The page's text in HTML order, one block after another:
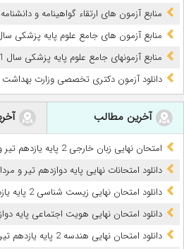
منابع آزمون های ارتقاء گواهینامه و
منابع آزمون های جامع علوم پایه پزشکی سال 98-
منابع آزمونهای جامع علوم پایه پزشکی سال 1401-1402
دانلود آزمون دکتری تخصصی وزارت بهداشت سال 1404
آخرین مطالب
امتحان نهایی زبان خارجی 2 پایه یازدهم تیر و مرداد 1405 + فایل صوتی
دانلود امتحانات نهایی پایه دوازدهم تیر و مرداد
دانلود امتحان نهایی زیست شناسی 2 پایه یازدهم تیر 1405 + پاسخ
دانلود امتحان نهایی هویت اجتماعی پایه دوازدهم تیر
دانلود امتحان نهایی هندسه 2 پایه یازدهم تیر 1405 + پاسخ